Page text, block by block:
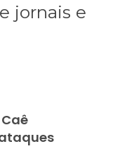
jornais e